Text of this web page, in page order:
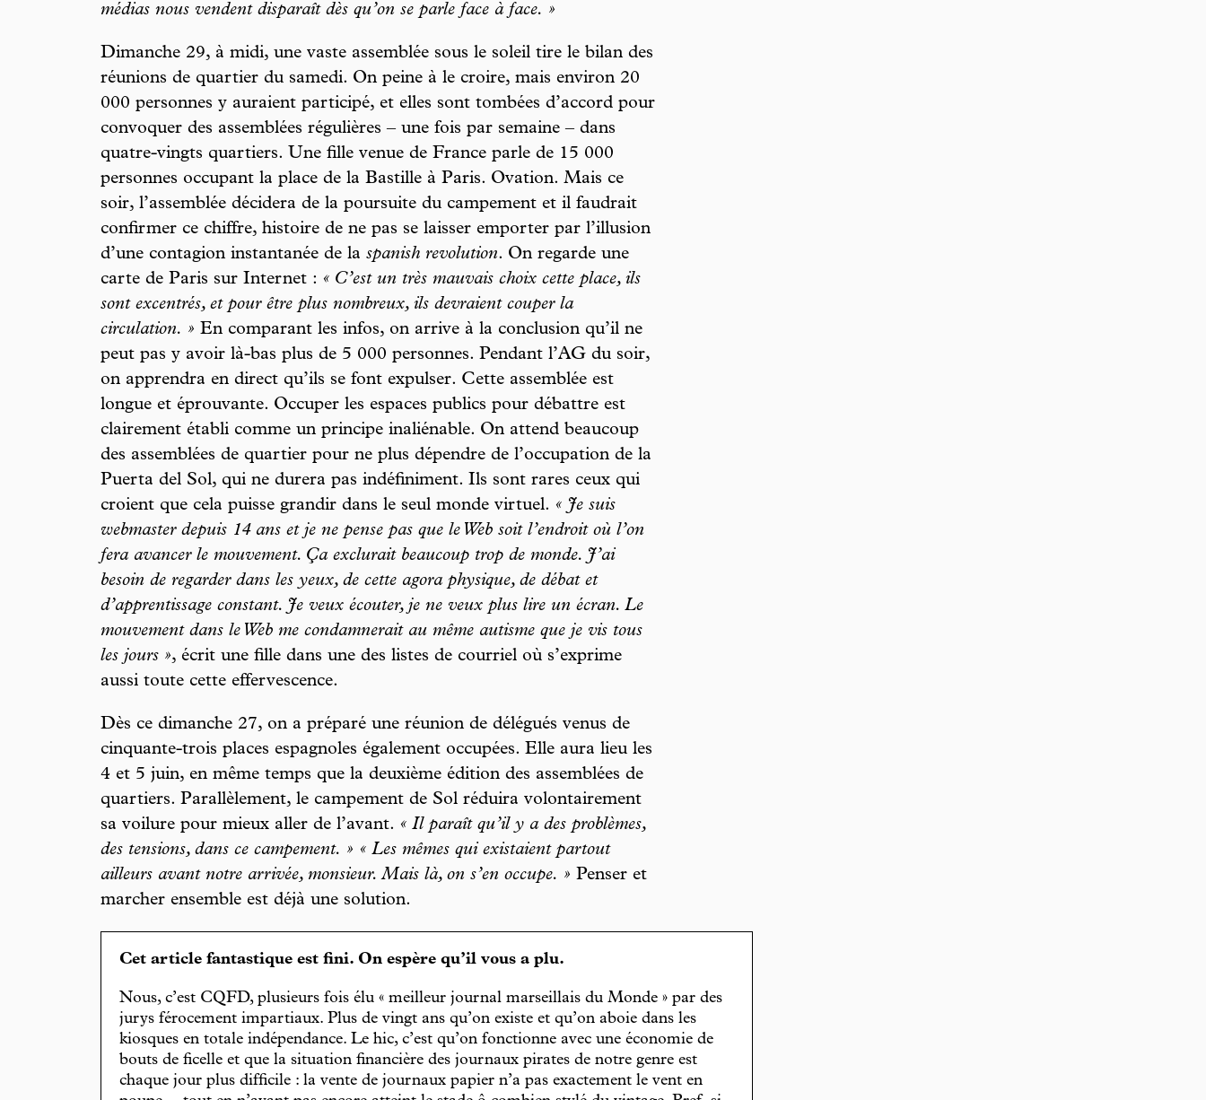
médias nous vendent disparaît dès qu’on se parle face à face. »
Dimanche 29, à midi, une vaste assemblée sous le soleil tire le bilan des
réunions de quartier du samedi. On peine à le croire, mais environ 20
000 personnes y auraient participé, et elles sont tombées d’accord pour
convoquer des assemblées régulières – une fois par semaine – dans
quatre-vingts quartiers. Une fille venue de France parle de 15 000
personnes occupant la place de la Bastille à Paris. Ovation. Mais ce
soir, l’assemblée décidera de la poursuite du campement et il faudrait
confirmer ce chiffre, histoire de ne pas se laisser emporter par l’illusion
d’une contagion instantanée de la spanish revolution. On regarde une
carte de Paris sur Internet : « C’est un très mauvais choix cette place, ils
sont excentrés, et pour être plus nombreux, ils devraient couper la
circulation. » En comparant les infos, on arrive à la conclusion qu’il ne
peut pas y avoir là-bas plus de 5 000 personnes. Pendant l’AG du soir,
on apprendra en direct qu’ils se font expulser. Cette assemblée est
longue et éprouvante. Occuper les espaces publics pour débattre est
clairement établi comme un principe inaliénable. On attend beaucoup
des assemblées de quartier pour ne plus dépendre de l’occupation de la
Puerta del Sol, qui ne durera pas indéfiniment. Ils sont rares ceux qui
croient que cela puisse grandir dans le seul monde virtuel. « Je suis
webmaster depuis 14 ans et je ne pense pas que le Web soit l’endroit où l’on
fera avancer le mouvement. Ça exclurait beaucoup trop de monde. J’ai
besoin de regarder dans les yeux, de cette agora physique, de débat et
d’apprentissage constant. Je veux écouter, je ne veux plus lire un écran. Le
mouvement dans le Web me condamnerait au même autisme que je vis tous
les jours », écrit une fille dans une des listes de courriel où s’exprime
aussi toute cette effervescence.
Dès ce dimanche 27, on a préparé une réunion de délégués venus de
cinquante-trois places espagnoles également occupées. Elle aura lieu les
4 et 5 juin, en même temps que la deuxième édition des assemblées de
quartiers. Parallèlement, le campement de Sol réduira volontairement
sa voilure pour mieux aller de l’avant. « Il paraît qu’il y a des problèmes,
des tensions, dans ce campement. » « Les mêmes qui existaient partout
ailleurs avant notre arrivée, monsieur. Mais là, on s’en occupe. » Penser et
marcher ensemble est déjà une solution.
Cet article fantastique est fini. On espère qu’il vous a plu.
Nous, c’est CQFD, plusieurs fois élu « meilleur journal marseillais du Monde » par des
jurys férocement impartiaux. Plus de vingt ans qu’on existe et qu’on aboie dans les
kiosques en totale indépendance. Le hic, c’est qu’on fonctionne avec une économie de
bouts de ficelle et que la situation financière des journaux pirates de notre genre est
chaque jour plus difficile : la vente de journaux papier n’a pas exactement le vent en